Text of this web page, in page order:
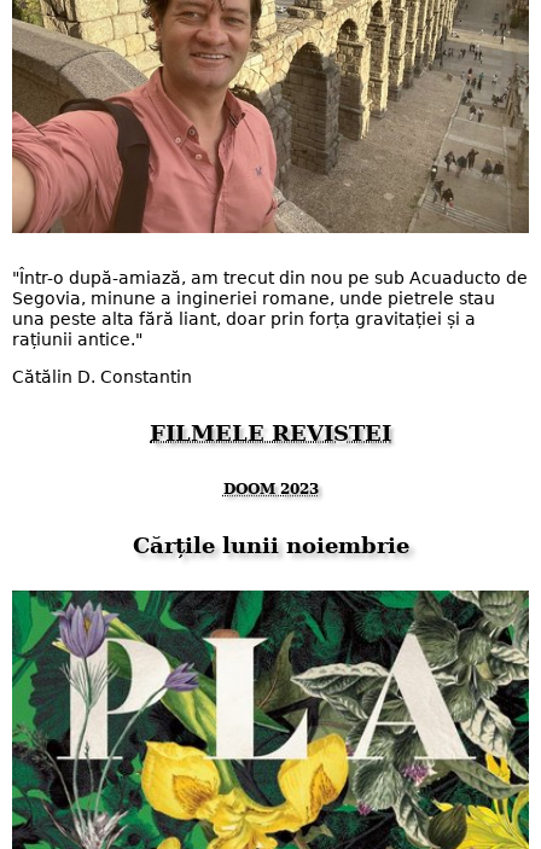
"Într-o după-amiază, am trecut din nou pe sub Acuaducto de
Segovia, minune a ingineriei romane, unde pietrele stau
una peste alta fără liant, doar prin forța gravitației și a
rațiunii antice."
Cătălin D. Constantin
FILMELE REVISTEI
DOOM 2023
Cărțile lunii noiembrie